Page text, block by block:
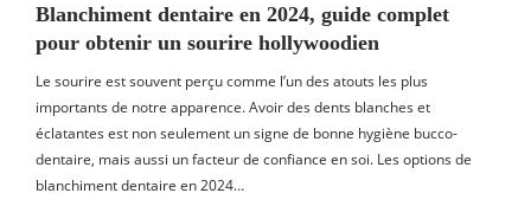
Blanchiment dentaire en 2024, guide complet
pour obtenir un sourire hollywoodien
Le sourire est souvent perçu comme l’un des atouts les plus
importants de notre apparence. Avoir des dents blanches et
éclatantes est non seulement un signe de bonne hygiène bucco-
dentaire, mais aussi un facteur de confiance en soi. Les options de
blanchiment dentaire en 2024…